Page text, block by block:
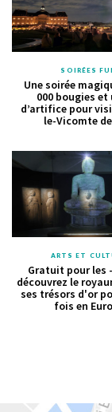
SOIRÉES
Une soirée
000 bougies et
d’artifice pour
le-Vicomte
ARTS ET
Gratuit pour les
découvrez le
ses trésors d'or
fois en